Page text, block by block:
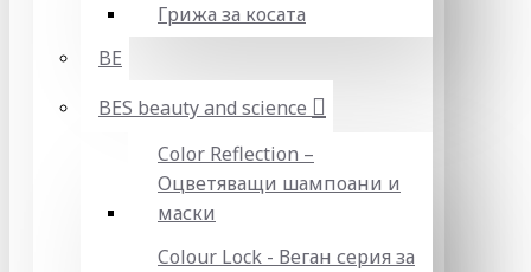
Грижа за косата
BE
BES beauty and science
Color Reflection –
Оцветяващи шампоани и
маски
Colour Lock - Веган серия за